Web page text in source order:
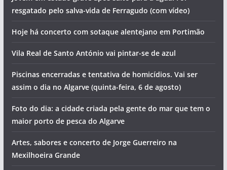
resgatado pelo salva-vida de Ferragudo (com vídeo)
Hoje há concerto com sotaque alentejano em Portimão
Vila Real de Santo António vai pintar-se de azul
Piscinas encerradas e tentativa de homicídios. Vai ser
assim o dia no Algarve (quinta-feira, 6 de agosto)
Foto do dia: a cidade criada pela gente do mar que tem o
maior porto de pesca do Algarve
Artes, sabores e concerto de Jorge Guerreiro na
Mexilhoeira Grande